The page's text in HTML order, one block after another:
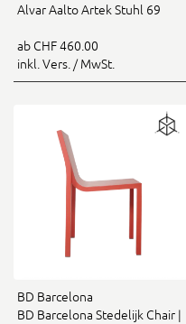
Alvar Aalto Artek Stuhl 69
ab CHF 460.00
inkl. Vers. / MwSt.
BD Barcelona
BD Barcelona Stedelijk Chair |